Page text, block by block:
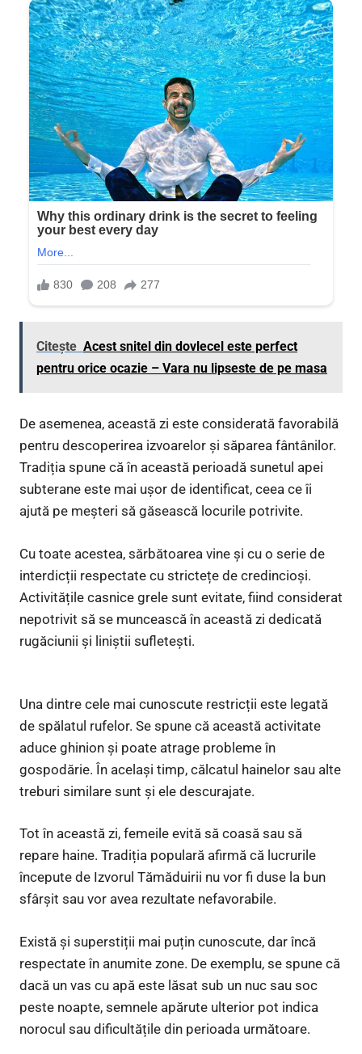
Citește Acest snitel din dovlecel este perfect
pentru orice ocazie – Vara nu lipseste de pe masa
De asemenea, această zi este considerată favorabilă
pentru descoperirea izvoarelor și săparea fântânilor.
Tradiția spune că în această perioadă sunetul apei
subterane este mai ușor de identificat, ceea ce îi
ajută pe meșteri să găsească locurile potrivite.
Cu toate acestea, sărbătoarea vine și cu o serie de
interdicții respectate cu strictețe de credincioși.
Activitățile casnice grele sunt evitate, fiind considerat
nepotrivit să se muncească în această zi dedicată
rugăciunii și liniștii sufletești.
Una dintre cele mai cunoscute restricții este legată
de spălatul rufelor. Se spune că această activitate
aduce ghinion și poate atrage probleme în
gospodărie. În același timp, călcatul hainelor sau alte
treburi similare sunt și ele descurajate.
Tot în această zi, femeile evită să coasă sau să
repare haine. Tradiția populară afirmă că lucrurile
începute de Izvorul Tămăduirii nu vor fi duse la bun
sfârșit sau vor avea rezultate nefavorabile.
Există și superstiții mai puțin cunoscute, dar încă
respectate în anumite zone. De exemplu, se spune că
dacă un vas cu apă este lăsat sub un nuc sau soc
peste noapte, semnele apărute ulterior pot indica
norocul sau dificultățile din perioada următoare.